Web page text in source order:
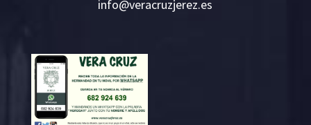
se.ze
rejzu
rcare
v@ofn
i